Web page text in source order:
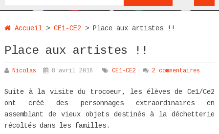
Accueil> CE1-CE2 > Place aux artistes !!
Place aux artistes !!
Nicolas 8 avril 2016 CE1-CE2 2 commentaires
Suite à la visite du trocoeur, les élèves de Ce1/Ce2
ont créé des personnages extraordinaires en
assemblant de vieux objets destinés à la déchetterie
récoltés dans les familles.